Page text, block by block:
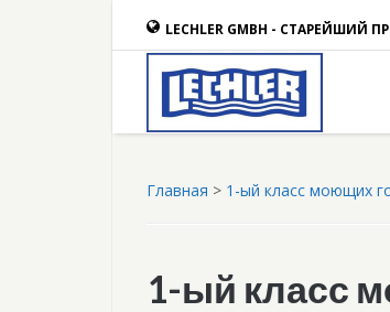
LECHLER GMBH -
Главная > 1-ый класс моющих
1-ый класс